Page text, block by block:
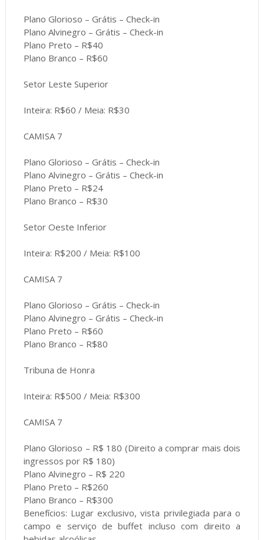
Plano Glorioso – Grátis – Check-in
Plano Alvinegro – Grátis – Check-in
Plano Preto – R$40
Plano Branco – R$60
Setor Leste Superior
Inteira: R$60 / Meia: R$30
CAMISA 7
Plano Glorioso – Grátis – Check-in
Plano Alvinegro – Grátis – Check-in
Plano Preto – R$24
Plano Branco – R$30
Setor Oeste Inferior
Inteira: R$200 / Meia: R$100
CAMISA 7
Plano Glorioso – Grátis – Check-in
Plano Alvinegro – Grátis – Check-in
Plano Preto – R$60
Plano Branco – R$80
Tribuna de Honra
Inteira: R$500 / Meia: R$300
CAMISA 7
Plano Glorioso – R$ 180 (Direito a comprar mais dois
ingressos por R$ 180)
Plano Alvinegro – R$ 220
Plano Preto – R$260
Plano Branco – R$300
Benefícios: Lugar exclusivo, vista privilegiada para o
campo e serviço de buffet incluso com direito a